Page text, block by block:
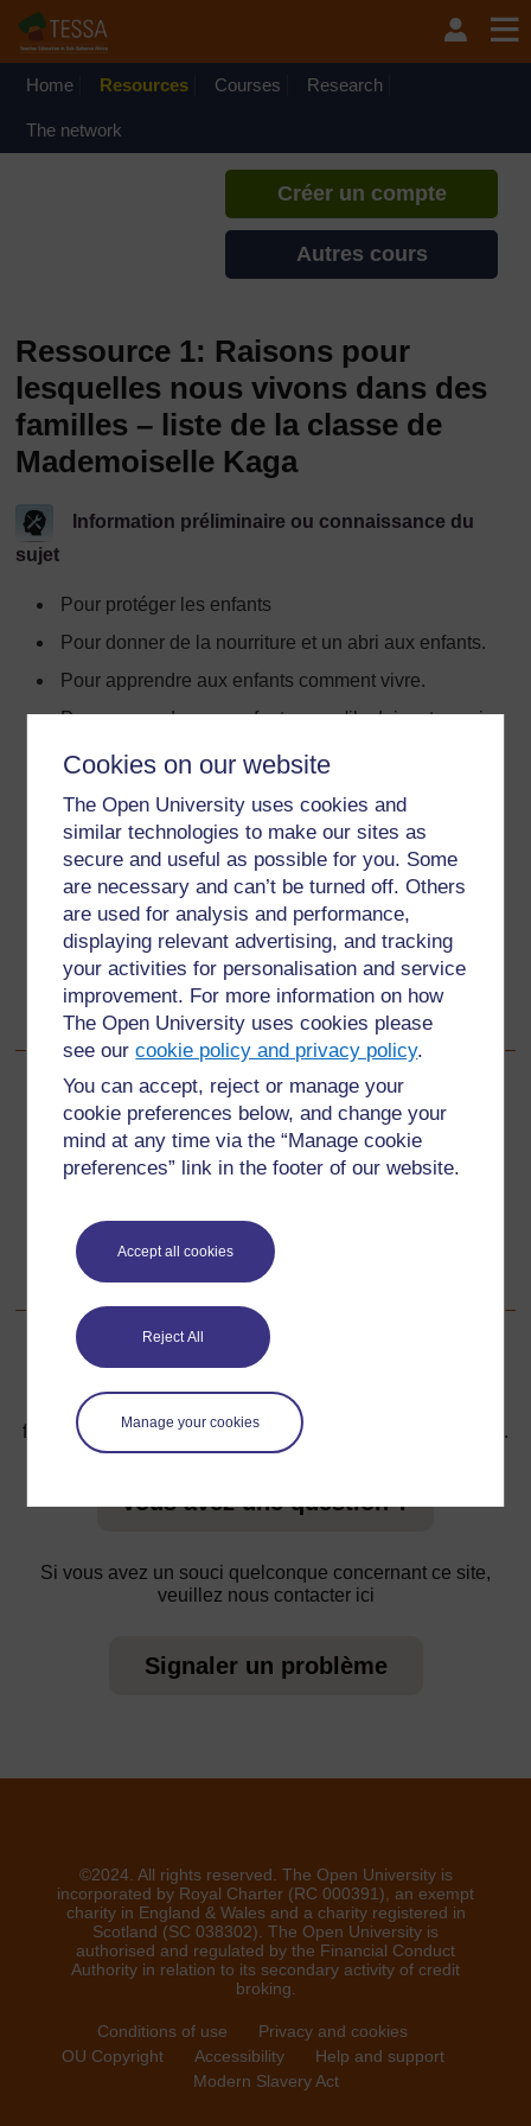
Cookies on our website
The Open University uses cookies and
similar technologies to make our sites as
secure and useful as possible for you. Some
are necessary and can’t be turned off. Others
are used for analysis and performance,
displaying relevant advertising, and tracking
your activities for personalisation and service
improvement. For more information on how
The Open University uses cookies please
see ourcookie policy and privacy policy.
You can accept, reject or manage your
cookie preferences below, and change your
mind at any time via the “Manage cookie
preferences” link in the footer of our website.
Accept all cookies
Reject All
Manage your cookies
Home Resources Courses Research
The network
Si vous créez un compte, vous
pouvez établir un profil
Créer un compte
Autres cours
Ressource 1: Raisons pour
lesquelles nous vivons dans des
familles – liste de la classe de
Mademoiselle Kaga
Information préliminaire ou connaissance du
sujet
Pour protéger les enfants
Pour donner de la nourriture et un abri aux enfants.
Pour apprendre aux enfants comment vivre.
Pour apprendre aux enfants ce qu'ils doivent savoir,
tout seuls.
Pour que les adultes aient de la compagnie.
Parce que les gens sont des êtres sociaux et ne
peuvent pas vivre tout seuls.
Pour donner des modèles aux enfants.
Pour partager l’amitié et l'amour.
Pour partager le travail.
Précédent
Précédent
3. Travailler avec la communauté
Ressource 2: Réseau familial
Pour de plus amples informations, référez-vous à notre
foire aux questions qui peut vous fournir l'aide nécessaire.
Vous avez une question ?
Si vous avez un souci quelconque concernant ce site,
veuillez nous contacter ici
Signaler un problème
©2024. All rights reserved. The Open University is
incorporated by Royal Charter (RC 000391), an exempt
charity in England & Wales and a charity registered in
Scotland (SC 038302). The Open University is
authorised and regulated by the Financial Conduct
Authority in relation to its secondary activity of credit
broking.
Conditions of use
Privacy and cookies
OU Copyright
Accessibility
Help and support
Modern Slavery Act